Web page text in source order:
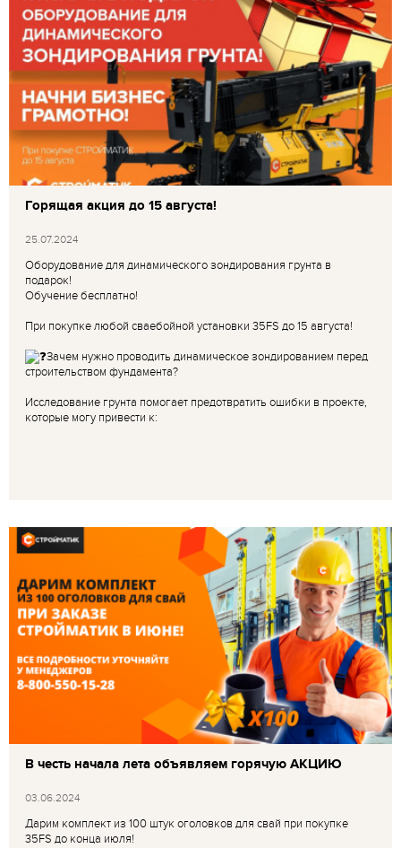
Горящая акция до 15 августа!
25.07.2024
Оборудование для динамического зондирования грунта в
подарок!
Обучение бесплатно!
При покупке любой сваебойной установки 35FS до 15 августа!
Зачем нужно проводить динамическое зондированием перед
строительством фундамента?
Исследование грунта помогает предотвратить ошибки в проекте,
которые могу привести к:
В честь начала лета объявляем горячую АКЦИЮ
03.06.2024
Дарим комплект из 100 штук оголовков для свай при покупке
35FS до конца июля!